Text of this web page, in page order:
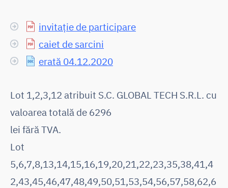
invitație de participare
caiet de sarcini
erată 04.12.2020
Lot 1,2,3,12 atribuit S.C. GLOBAL TECH S.R.L. cu
valoarea totală de 6296
lei fără TVA.
Lot
5,6,7,8,13,14,15,16,19,20,21,22,23,35,38,41,4
2,43,45,46,47,48,49,50,51,53,54,56,57,58,62,6